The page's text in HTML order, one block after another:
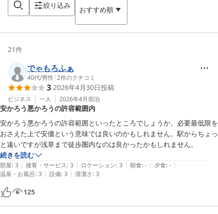
絞り込み おすすめ順
21件
でゃもろふぁ
40代/男性 |2件のクチコミ
3 2026年4月30日投稿
ビジネス 一人 2026年4月宿泊
安かろう悪かろうの許容範囲内
安かろう悪かろうの許容範囲といったところでしょうか。必要最低限を
おさえた上で安価という意味では良いのかもしれません。駅からちょっ
と遠いですが浅草まで徒歩圏内なのは良かったかもしれません。
続きを読む
部屋: 3 | 接客・サービス: 3 | ロケーション: 3 | 朝食: - | 夕食: - |
温泉・お風呂: 3 | 設備: 3 | 清潔さ: 3
125